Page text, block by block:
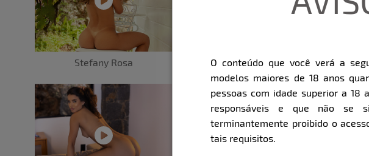
Stefany Rosa Beatriz Pessoa
O conteúdo que você verá a
modelos maiores de 18 anos
pessoas com idade superior a 18
responsáveis e que não se
terminantemente proibido o
tais requisitos.